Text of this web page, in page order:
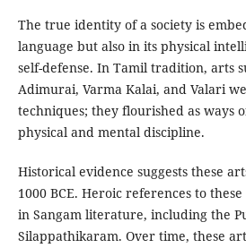
The true identity of a society is
language but also in its physical
self-defense. In Tamil tradition, arts
Adimurai, Varma Kalai, and Valari
techniques; they flourished as ways
physical and mental discipline.
Historical evidence suggests these
1000 BCE. Heroic references to
in Sangam literature, including the
Silappathikaram. Over time, these